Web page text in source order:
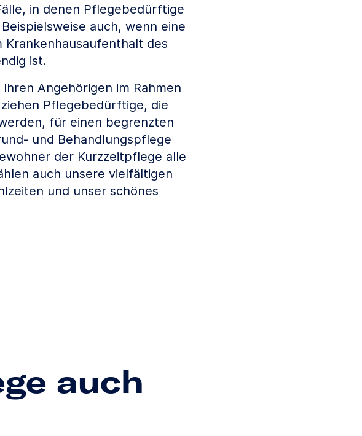
in denen Pflegebedürftige
auch, wenn eine
des
ist.
Angehörigen im Rahmen
Pflegebedürftige, die
für einen begrenzten
und Behandlungspflege
der Kurzzeitpflege alle
auch unsere vielfältigen
und unser schönes
auch